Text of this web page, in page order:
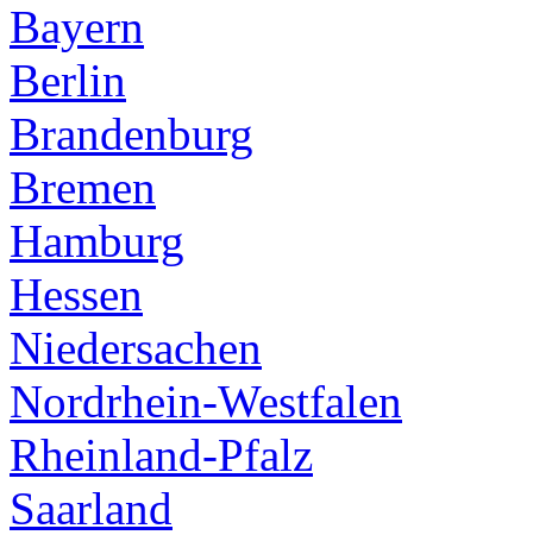
Bayern
Berlin
Brandenburg
Bremen
Hamburg
Hessen
Niedersachen
Nordrhein-Westfalen
Rheinland-Pfalz
Saarland